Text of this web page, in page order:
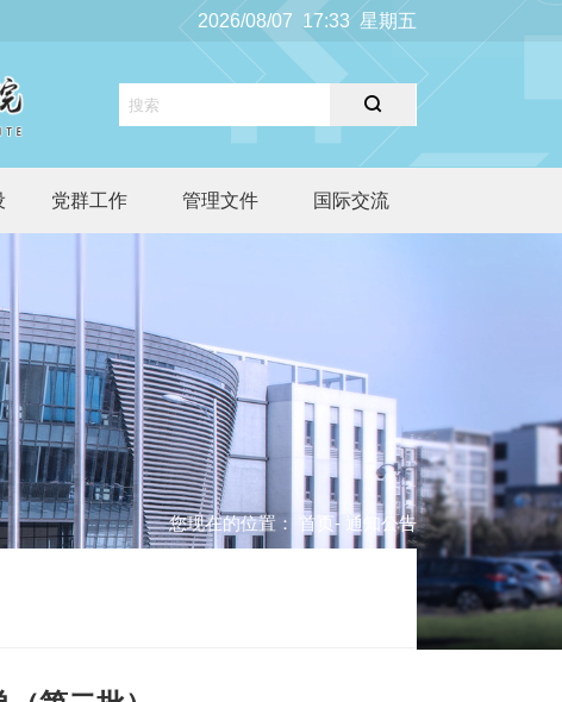
2026/08/07 17:33 星期五
党群工作 管理文件 国际交流
您现在的位置： 首页 - 通知公告